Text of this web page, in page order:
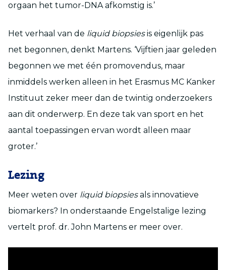
orgaan het tumor-DNA afkomstig is.’
Het verhaal van de liquid biopsiesis eigenlijk pas
net begonnen, denkt Martens. ‘Vijftien jaar geleden
begonnen we met één promovendus, maar
inmiddels werken alleen in het Erasmus MC Kanker
Instituut zeker meer dan de twintig onderzoekers
aan dit onderwerp. En deze tak van sport en het
aantal toepassingen ervan wordt alleen maar
groter.’
Lezing
Meer weten over liquid biopsiesals innovatieve
biomarkers? In onderstaande Engelstalige lezing
vertelt prof. dr. John Martens er meer over.